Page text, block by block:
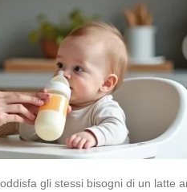
gli stessi bisogni di un latte